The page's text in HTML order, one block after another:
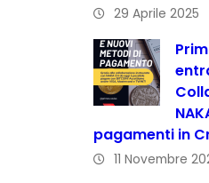
29 Aprile 2025
pagamenti in
11 Novembre